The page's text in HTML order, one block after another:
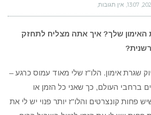
13:07 אין תגובות
שלך? איך אתה מצליח לתחזק
שגרת אימון. הלו"ז שלי מאוד עמוס כרגע –
ברחבי העולם, כך שאני כל הזמן או
פחות קונצרטים והלו"ז יותר פנוי יש לי את